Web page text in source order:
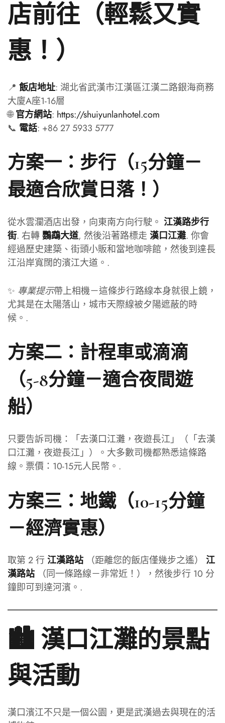
店前往（輕鬆又實
惠！）
📍 飯店地址: 湖北省武漢市江漢區江漢二路銀海商務
大廈A座1-16層
🌐官方網站: https://shuiyunlanhotel.com
📞 電話: +86 27 5933 5777
方案一：步行（15分鐘－
最適合欣賞日落！）
從水雲瀾酒店出發，向東南方向行駛。 江漢路步行
街. 右轉 鸚鵡大道, 然後沿著路標走 漢口江灘. 你會
經過歷史建築、街頭小販和當地咖啡館，然後到達長
江沿岸寬闊的濱江大道。.
✨ 專業提示帶上相機－這條步行路線本身就很上鏡，
尤其是在太陽落山，城市天際線被夕陽遮蔽的時
候。.
方案二：計程車或滴滴
（5-8分鐘－適合夜間遊
船）
只要告訴司機：「去漢口江灘，夜遊長江」（「去漢
口江灘，夜遊長江」）。大多數司機都熟悉這條路
線。票價：10-15元人民幣。.
方案三：地鐵（10-15分鐘
－經濟實惠）
取第 2 行 江漢路站 （距離您的飯店僅幾步之遙） 江
漢路站 （同一條路線－非常近！），然後步行 10 分
鐘即可到達河濱。.
🏙️ 漢口江灘的景點
與活動
漢口濱江不只是一個公園，更是武漢過去與現在的活